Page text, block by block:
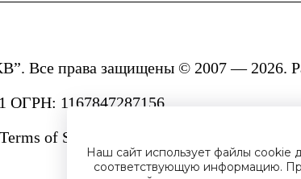
Все права защищены © 2007 — 2026.
1167847287156.
Terms of Service.
Наш сайт использует файлы cookie
соответствующую информацию.